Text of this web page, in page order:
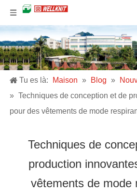
Tu es là: Maison » Blog »
» Techniques de conception et de
pour des vêtements de mode
Techniques de
production
vêtements de mode